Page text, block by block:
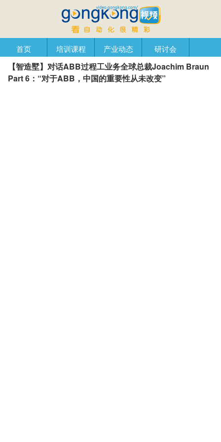
首页 培训课程 产业动态
研讨会
产品在线
自动化播客 创新管理 企业视窗
【智造墅】对话ABB过程工业务全球总裁Joachim Braun
Part 6：“对于ABB，中国的重要性从未改变”